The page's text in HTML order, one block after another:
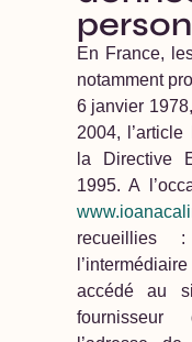
En France,
notamment
6 janvier
2004,
la Directive
1995. A
recueillies
accédé au
fournisseur